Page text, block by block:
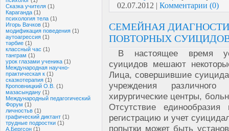
Сказка учителя (1)
Караганда (1)
психология тела (1)
Игорь Вачков (1)
модификация поведения (1)
аутоагрессия (1)
тәрбие (1)
классный час (1)
танграм (1)
урок глазами ученика (1)
Международная научно-
практическая к (1)
сказкотерапия (1)
Кроповницкий О.В. (1)
мазасындану (1)
Международный педагогический
Форум (1)
личностьв (1)
графический диктант (1)
трудные подростки (1)
А.Бергсон (1)
02.07.2012 | Комментарии (0)
СЕМЕЙНАЯ
ПОВТОРНЫХ
В настоящее время
суицидов мешают
Лица, совершившие
учреждения
хирургические центры,
Отсутствие
регистрацию и учет
попытки может быть